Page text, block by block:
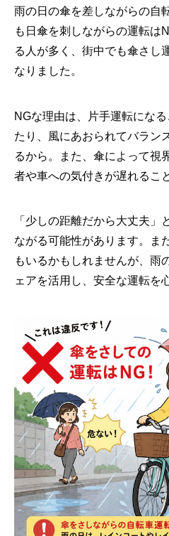
雨の日の傘を差しながらの自
も日傘を刺しながらの運転は
る人が多く、街中でも傘さし
なりました。
NGな理由は、片手運転にな
たり、風にあおられてバラン
るから。また、傘によって視
者や車への気付きが遅れるこ
「少しの距離だから大丈夫」
ながる可能性があります。ま
もいるかもしれませんが、雨
ェアを活用し、安全な運転を